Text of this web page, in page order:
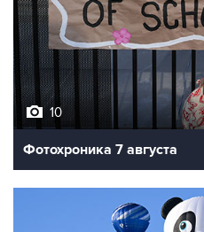
10
Фотохроника 7 августа